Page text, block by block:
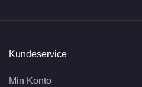
Kundeservice
Min Konto